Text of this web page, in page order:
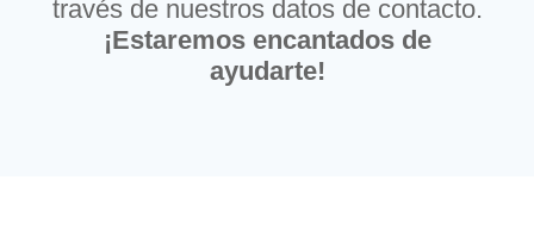
través de nuestros datos de contacto.
¡Estaremos encantados de
ayudarte!